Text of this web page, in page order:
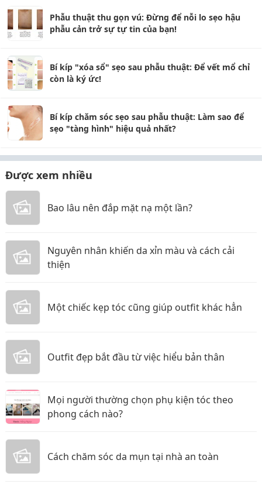
Phẫu thuật thu gọn vú: Đừng để nỗi lo sẹo hậu
phẫu cản trở sự tự tin của bạn!
Bí kíp "xóa sổ" sẹo sau phẫu thuật: Để vết mổ chỉ
còn là ký ức!
Bí kíp chăm sóc sẹo sau phẫu thuật: Làm sao để
sẹo "tàng hình" hiệu quả nhất?
Được xem nhiều
Bao lâu nên đắp mặt nạ một lần?
Nguyên nhân khiến da xỉn màu và cách cải
thiện
Một chiếc kẹp tóc cũng giúp outfit khác hẳn
Outfit đẹp bắt đầu từ việc hiểu bản thân
Mọi người thường chọn phụ kiện tóc theo
phong cách nào?
Cách chăm sóc da mụn tại nhà an toàn